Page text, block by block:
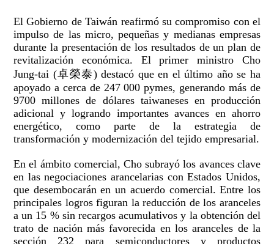
El Gobierno de Taiwán reafirmó su compromiso con el
impulso de las micro, pequeñas y medianas empresas
durante la presentación de los resultados de un plan de
revitalización económica. El primer ministro Cho
Jung-tai (卓榮泰) destacó que en el último año se ha
apoyado a cerca de 247 000 pymes, generando más de
9700 millones de dólares taiwaneses en producción
adicional y logrando importantes avances en ahorro
energético, como parte de la estrategia de
transformación y modernización del tejido empresarial.
En el ámbito comercial, Cho subrayó los avances clave
en las negociaciones arancelarias con Estados Unidos,
que desembocarán en un acuerdo comercial. Entre los
principales logros figuran la reducción de los aranceles
a un 15 % sin recargos acumulativos y la obtención del
trato de nación más favorecida en los aranceles de la
sección 232 para semiconductores y productos